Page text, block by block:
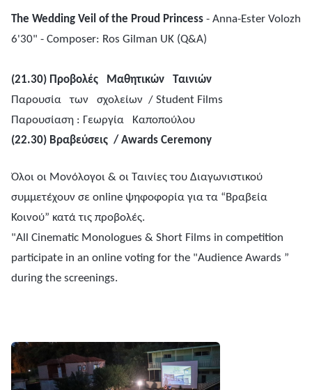
The Wedding Veil of the Proud Princess - Anna-Ester Volozh
6'30" - Composer: Ros Gilman UK (Q&A)
(21.30) Προβολές Μαθητικών
Ταινιών
Παρουσία
των σχολείων / Student Films
Παρουσίαση : Γεωργία
Καποπούλου
(22.30) Βραβεύσεις / Awards Ceremony
Όλοι οι Μονόλογοι & οι Ταινίες του Διαγωνιστικού
συμμετέχουν σε online ψηφοφορία για τα “Βραβεία
Κοινού” κατά τις προβολές.
"All Cinematic Monologues & Short Films in competition
participate in an online voting for the "Audience Awards ”
during the screenings.